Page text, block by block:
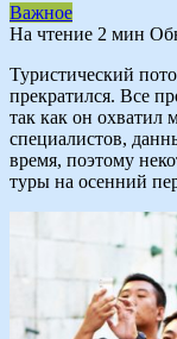
Важное
На чтение 2 мин
Туристический
прекратился. Все
так как он
специалистов,
время, поэтому
туры на осенний